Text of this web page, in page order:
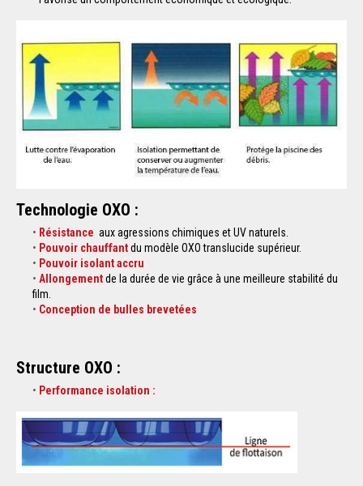
Technologie OXO :
Résistance aux agressions chimiques et UV naturels.
Pouvoir chauffantdu modèle OXO translucide supérieur.
Pouvoir isolant accru
Allongementde la durée de vie grâce à une meilleure stabilité du
film.
Conception de bulles brevetées
Structure OXO :
Performance isolation :